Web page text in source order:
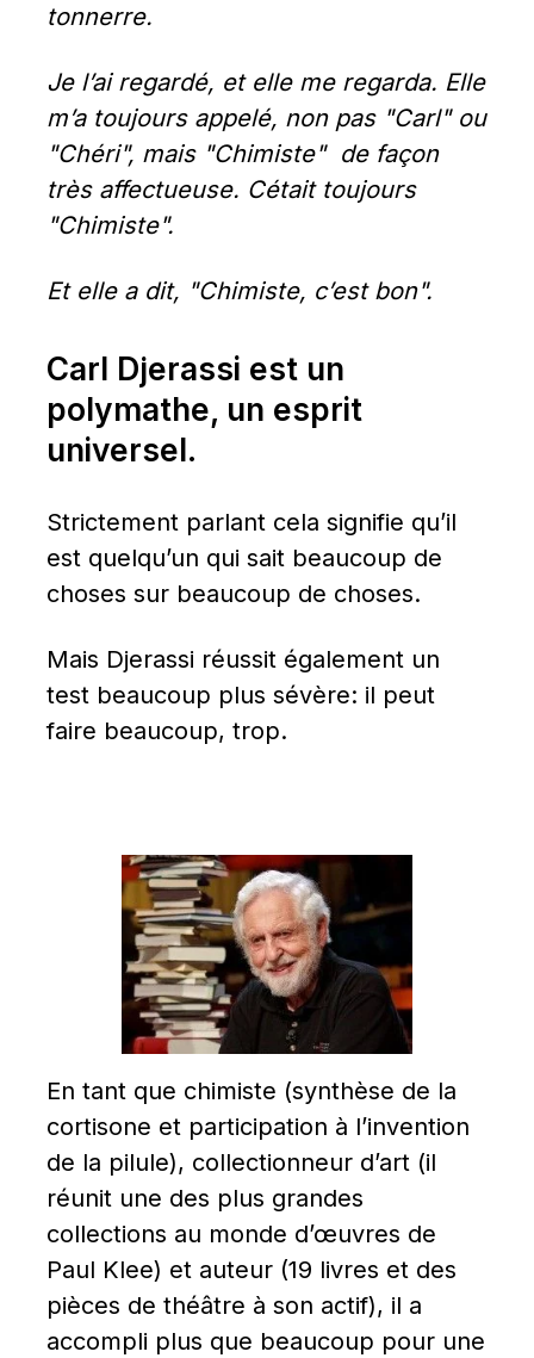
tonnerre.
Je l’ai regardé, et elle me regarda. Elle
m’a toujours appelé, non pas "Carl" ou
"Chéri", mais "Chimiste"  de façon
très affectueuse. Cétait toujours
"Chimiste".
Et elle a dit, "Chimiste, c’est bon".
Carl Djerassi est un
polymathe, un esprit
universel.
Strictement parlant cela signifie qu’il
est quelqu’un qui sait beaucoup de
choses sur beaucoup de choses.
Mais Djerassi réussit également un
test beaucoup plus sévère: il peut
faire beaucoup, trop.
En tant que chimiste (synthèse de la
cortisone et participation à l’invention
de la pilule), collectionneur d’art (il
réunit une des plus grandes
collections au monde d’œuvres de
Paul Klee) et auteur (19 livres et des
pièces de théâtre à son actif), il a
accompli plus que beaucoup pour une